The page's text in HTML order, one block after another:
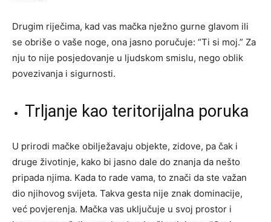
Drugim riječima, kad vas mačka nježno gurne glavom ili
se obriše o vaše noge, ona jasno poručuje: “Ti si moj.” Za
nju to nije posjedovanje u ljudskom smislu, nego oblik
povezivanja i sigurnosti.
Trljanje kao teritorijalna poruka
U prirodi mačke obilježavaju objekte, zidove, pa čak i
druge životinje, kako bi jasno dale do znanja da nešto
pripada njima. Kada to rade vama, to znači da ste važan
dio njihovog svijeta. Takva gesta nije znak dominacije,
već povjerenja. Mačka vas uključuje u svoj prostor i